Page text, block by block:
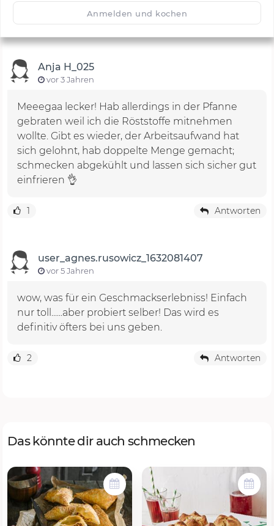
Anmelden und kochen
🙂 Speichern
Anja H_025
vor 3 Jahren
Meeegaa lecker! Hab allerdings in der Pfanne
gebraten weil ich die Röststoffe mitnehmen
wollte. Gibt es wieder, der Arbeitsaufwand hat
sich gelohnt, hab doppelte Menge gemacht;
schmecken abgekühlt und lassen sich sicher gut
einfrieren 👌
1 Antworten
user_agnes.rusowicz_1632081407
vor 5 Jahren
wow, was für ein Geschmackserlebniss! Einfach
nur toll......aber probiert selber! Das wird es
definitiv öfters bei uns geben.
2 Antworten
Das könnte dir auch schmecken